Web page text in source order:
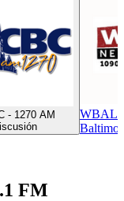
- 1270 AM
WBAL
FM